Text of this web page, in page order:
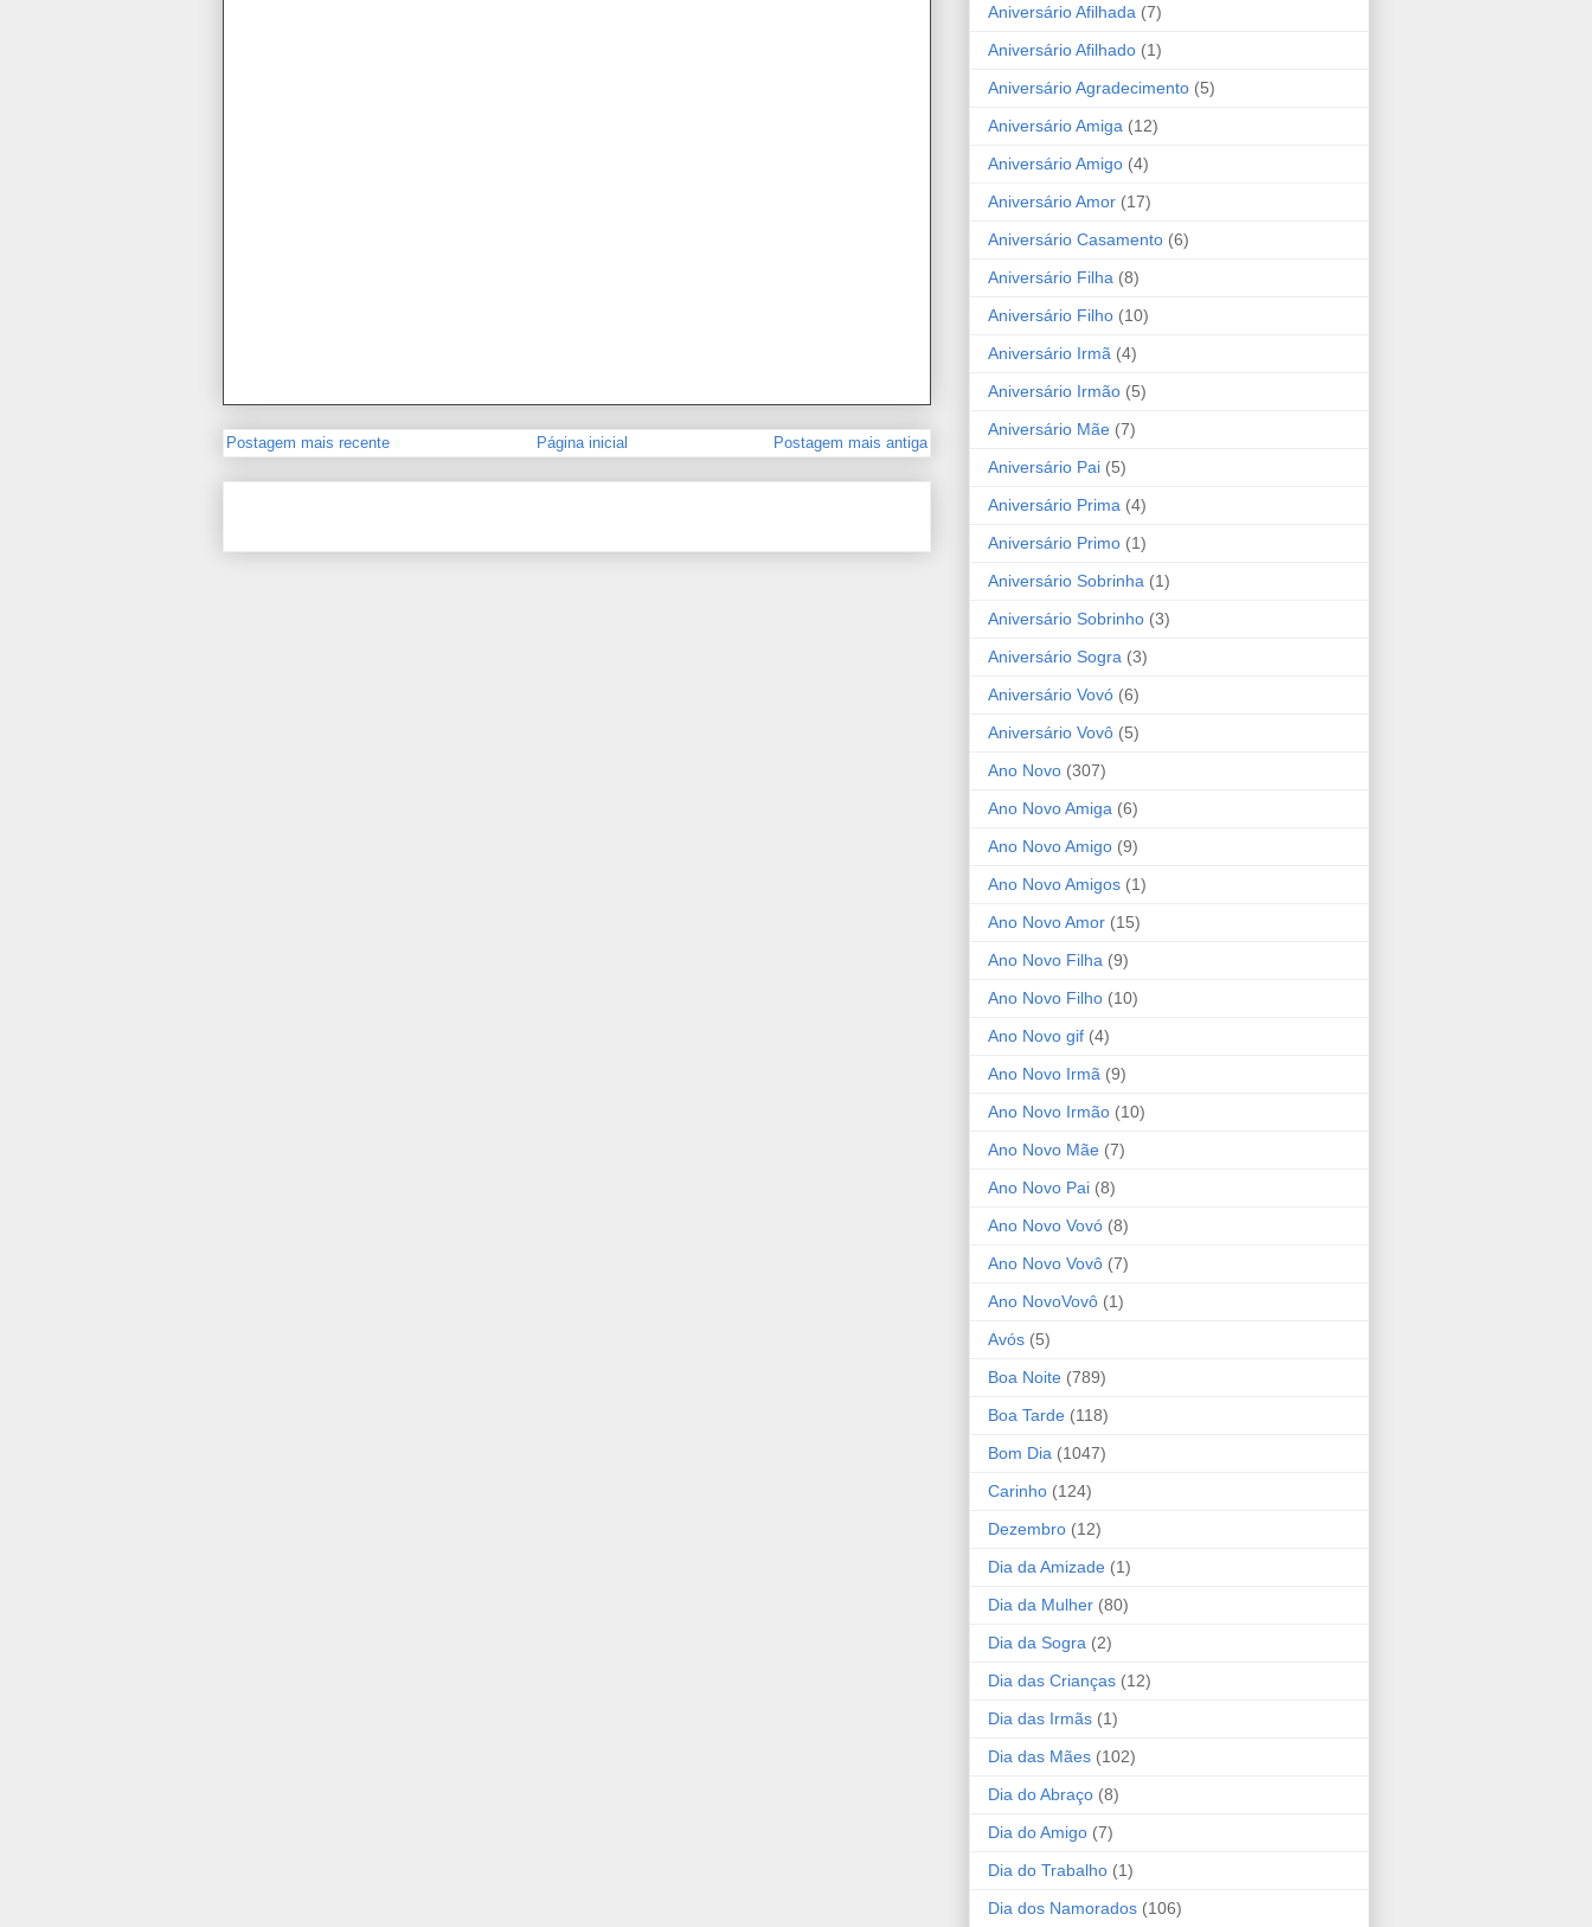
Postagem mais recente Postagem mais antiga
Página inicial
Aniversário Afilhada (7)
Aniversário Afilhado (1)
Aniversário Agradecimento (5)
Aniversário Amiga (12)
Aniversário Amigo (4)
Aniversário Amor (17)
Aniversário Casamento (6)
Aniversário Filha (8)
Aniversário Filho (10)
Aniversário Irmã (4)
Aniversário Irmão (5)
Aniversário Mãe (7)
Aniversário Pai (5)
Aniversário Prima (4)
Aniversário Primo (1)
Aniversário Sobrinha (1)
Aniversário Sobrinho (3)
Aniversário Sogra (3)
Aniversário Vovó (6)
Aniversário Vovô (5)
Ano Novo (307)
Ano Novo Amiga (6)
Ano Novo Amigo (9)
Ano Novo Amigos (1)
Ano Novo Amor (15)
Ano Novo Filha (9)
Ano Novo Filho (10)
Ano Novo gif (4)
Ano Novo Irmã (9)
Ano Novo Irmão (10)
Ano Novo Mãe (7)
Ano Novo Pai (8)
Ano Novo Vovó (8)
Ano Novo Vovô (7)
Ano NovoVovô (1)
Avós (5)
Boa Noite (789)
Boa Tarde (118)
Bom Dia (1047)
Carinho (124)
Dezembro (12)
Dia da Amizade (1)
Dia da Mulher (80)
Dia da Sogra (2)
Dia das Crianças (12)
Dia das Irmãs (1)
Dia das Mães (102)
Dia do Abraço (8)
Dia do Amigo (7)
Dia do Trabalho (1)
Dia dos Namorados (106)